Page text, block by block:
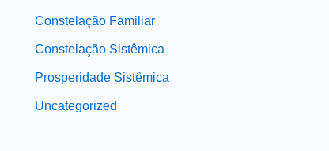
Constelação Familiar
Constelação Sistêmica
Prosperidade Sistêmica
Uncategorized